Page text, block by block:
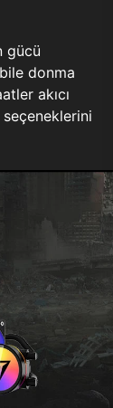
gücü
donma
akıcı